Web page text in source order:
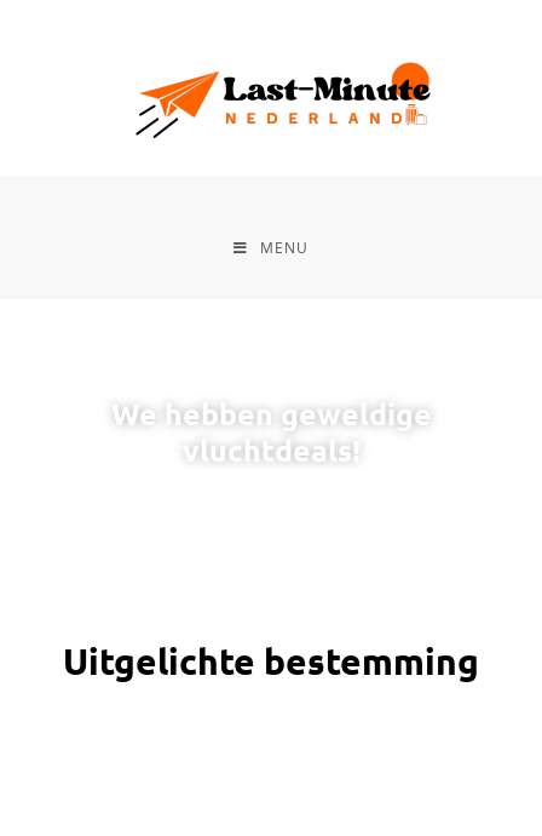
MENU
We hebben geweldige
vluchtdeals!
Uitgelichte bestemming